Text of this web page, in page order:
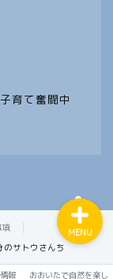
育て奮闘中
サトウさんち
報 おおいたで自然を楽し
MENU
い 大
情報